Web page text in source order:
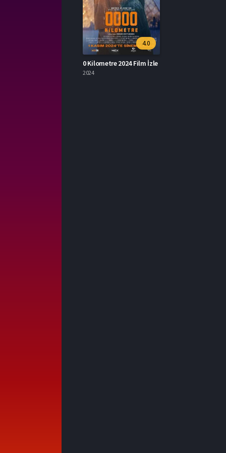
4.0
0 Kilometre 2024 Film İzle
2024